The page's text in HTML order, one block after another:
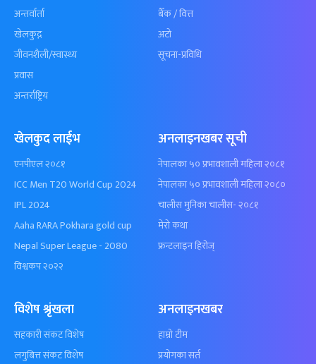
अन्तर्वार्ता
खेलकुद़़
जीवनशैली/स्वास्थ्य
प्रवास
अन्तर्राष्ट्रिय
बैँक / वित्त
अटो
सूचना-प्रविधि
खेलकुद लाईभ
एनपीएल २०८१
ICC Men T20 World Cup 2024
IPL 2024
Aaha RARA Pokhara gold cup
Nepal Super League - 2080
विश्वकप २०२२
अनलाइनखबर सूची
नेपालका ५० प्रभावशाली महिला २०८१
नेपालका ५० प्रभावशाली महिला २०८०
चालीस मुनिका चालीस- २०८१
मेरो कथा
फ्रन्टलाइन हिरोज्
विशेष श्रृंखला
सहकारी संकट विशेष
लगुबित्त संकट विशेष
अनलाइनखबर
हाम्रो टीम
प्रयोगका सर्त